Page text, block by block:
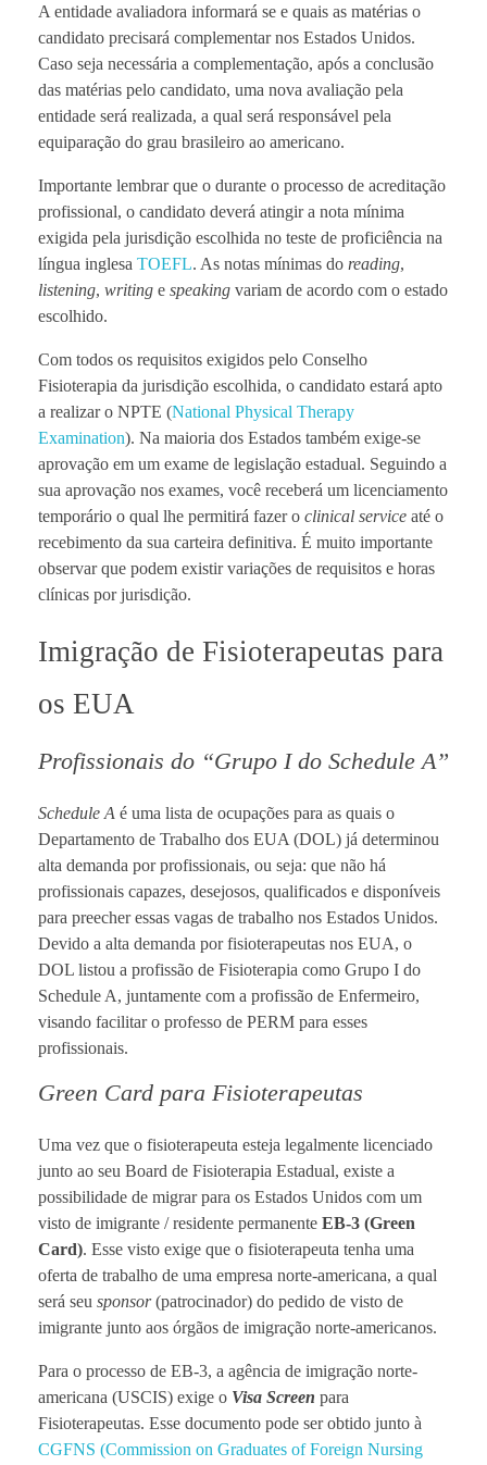
A entidade avaliadora informará se e quais as matérias o
candidato precisará complementar nos Estados Unidos.
Caso seja necessária a complementação, após a conclusão
das matérias pelo candidato, uma nova avaliação pela
entidade será realizada, a qual será responsável pela
equiparação do grau brasileiro ao americano.
Importante lembrar que o durante o processo de acreditação
profissional, o candidato deverá atingir a nota mínima
exigida pela jurisdição escolhida no teste de proficiência na
língua inglesa TOEFL. As notas mínimas do reading,
listening, writing e speaking variam de acordo com o estado
escolhido.
Com todos os requisitos exigidos pelo Conselho
Fisioterapia da jurisdição escolhida, o candidato estará apto
a realizar o NPTE (National Physical Therapy
Examination). Na maioria dos Estados também exige-se
aprovação em um exame de legislação estadual. Seguindo a
sua aprovação nos exames, você receberá um licenciamento
temporário o qual lhe permitirá fazer o clinical service até o
recebimento da sua carteira definitiva. É muito importante
observar que podem existir variações de requisitos e horas
clínicas por jurisdição.
Imigração de Fisioterapeutas para
os EUA
Profissionais do “Grupo I do Schedule A”
Schedule A é uma lista de ocupações para as quais o
Departamento de Trabalho dos EUA (DOL) já determinou
alta demanda por profissionais, ou seja: que não há
profissionais capazes, desejosos, qualificados e disponíveis
para preecher essas vagas de trabalho nos Estados Unidos.
Devido a alta demanda por fisioterapeutas nos EUA, o
DOL listou a profissão de Fisioterapia como Grupo I do
Schedule A, juntamente com a profissão de Enfermeiro,
visando facilitar o professo de PERM para esses
profissionais.
Green Card para Fisioterapeutas
Uma vez que o fisioterapeuta esteja legalmente licenciado
junto ao seu Board de Fisioterapia Estadual, existe a
possibilidade de migrar para os Estados Unidos com um
visto de imigrante / residente permanente EB-3 (Green
Card). Esse visto exige que o fisioterapeuta tenha uma
oferta de trabalho de uma empresa norte-americana, a qual
será seu sponsor(patrocinador) do pedido de visto de
imigrante junto aos órgãos de imigração norte-americanos.
Para o processo de EB-3, a agência de imigração norte-
americana (USCIS) exige o Visa Screen para
Fisioterapeutas. Esse documento pode ser obtido junto à
CGFNS (Commission on Graduates of Foreign Nursing